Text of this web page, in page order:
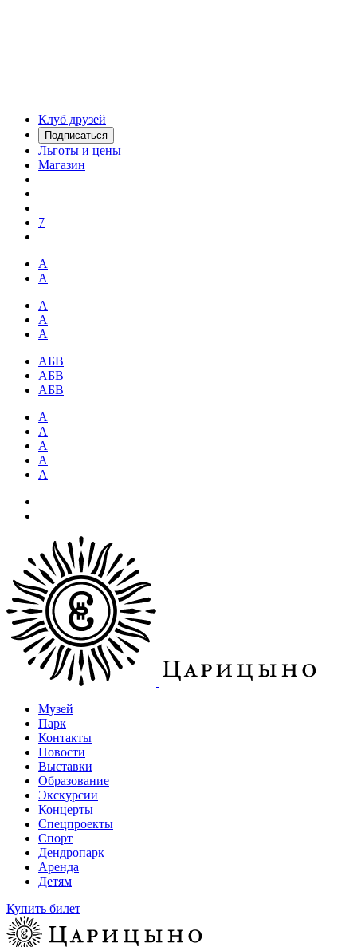
Клуб друзей
Подписаться
Льготы и цены
Магазин
7
А
А
А
А
А
АБВ
АБВ
АБВ
А
А
А
А
А
Музей
Парк
Контакты
Новости
Выставки
Образование
Экскурсии
Концерты
Спецпроекты
Спорт
Дендропарк
Аренда
Детям
Купить билет